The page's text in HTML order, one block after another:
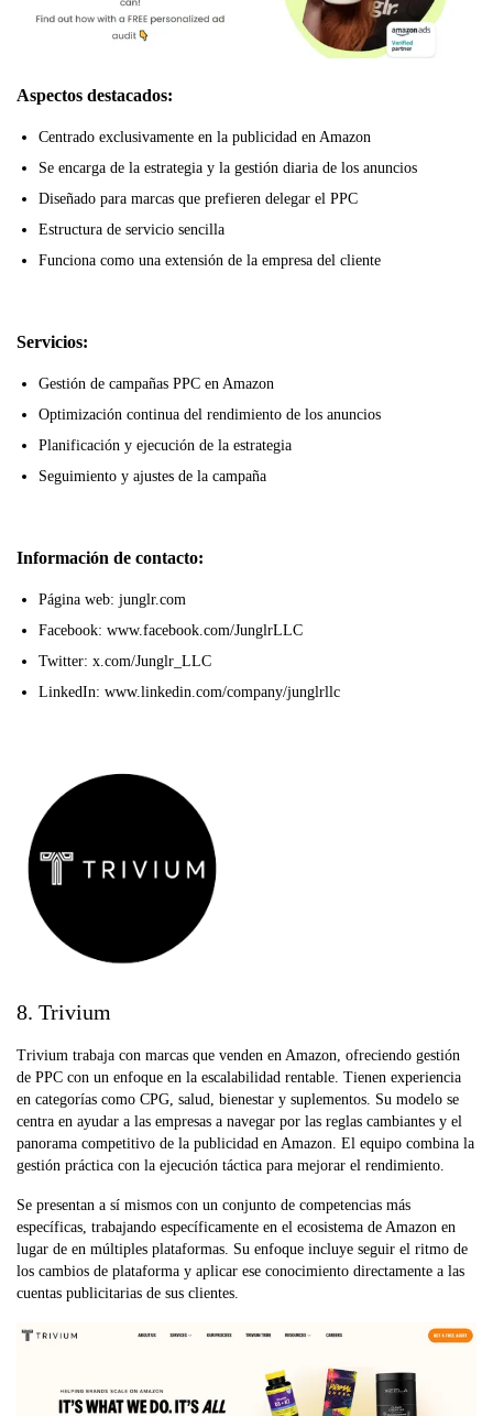
Aspectos destacados:
Centrado exclusivamente en la publicidad en Amazon
Se encarga de la estrategia y la gestión diaria de los anuncios
Diseñado para marcas que prefieren delegar el PPC
Estructura de servicio sencilla
Funciona como una extensión de la empresa del cliente
Servicios:
Gestión de campañas PPC en Amazon
Optimización continua del rendimiento de los anuncios
Planificación y ejecución de la estrategia
Seguimiento y ajustes de la campaña
Información de contacto:
Página web: junglr.com
Facebook: www.facebook.com/JunglrLLC
Twitter: x.com/Junglr_LLC
LinkedIn: www.linkedin.com/company/junglrllc
8. Trivium
Trivium trabaja con marcas que venden en Amazon, ofreciendo gestión
de PPC con un enfoque en la escalabilidad rentable. Tienen experiencia
en categorías como CPG, salud, bienestar y suplementos. Su modelo se
centra en ayudar a las empresas a navegar por las reglas cambiantes y el
panorama competitivo de la publicidad en Amazon. El equipo combina la
gestión práctica con la ejecución táctica para mejorar el rendimiento.
Se presentan a sí mismos con un conjunto de competencias más
específicas, trabajando específicamente en el ecosistema de Amazon en
lugar de en múltiples plataformas. Su enfoque incluye seguir el ritmo de
los cambios de plataforma y aplicar ese conocimiento directamente a las
cuentas publicitarias de sus clientes.